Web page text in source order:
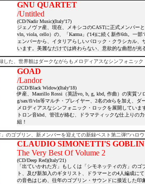
GNU QUARTET
/Untitled
(CD/Nadir Music)(Italy'17)
ジェノヴァ産、現在、メキシコのCASTに正式メンバー
vln, viola, cello）の、「Karma」('14)に続く新作6th。一
ェンバーから、イタリアらしいバロック・クラシカル
います。美麗なだけでは終わらない、意欲的な曲想が光
した、世界観はダークながらもメロディアスなシンフォニッ
GOAD
/Landor
(2CD/Black Widow)(Italy'18)
伊産、Maurillo Rossi（英語vo, b, g, kbd, 作曲）の実質
g/sax/fl/vln等マルチ・プレイヤー、2名のdrらを加え、
メロディアスなシンフォニック・ロックを展開してい
トロン音kbd、管弦が絡む、ドラマティックな仕上りの
組！
」のゴブリン、新メンバーを迎えての新録ベスト第二弾!"ハロ
CLAUDIO SIMONETTI'S GOBLIN
The Very Best Of Volume 2
(CD/Deep Red)(Italy'21)
「出ていかれた方」もしくは「シモネッティの方」の
ト、及び新加入のギタリスト、ドラマーとの4人編成に
の音色はじめ、往年のゴブリン・サウンドに接近した